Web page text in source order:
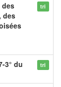
des
des
tri
3° du
tri